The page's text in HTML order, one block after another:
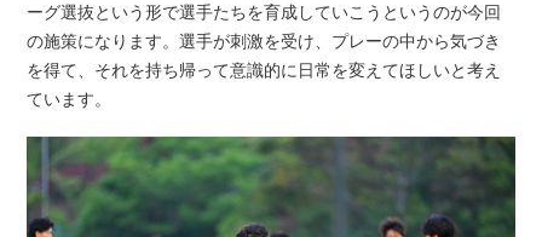
ーグ選抜という形で選手たちを育成していこうというのが今回
の施策になります。選手が刺激を受け、プレーの中から気づき
を得て、それを持ち帰って意識的に日常を変えてほしいと考え
ています。